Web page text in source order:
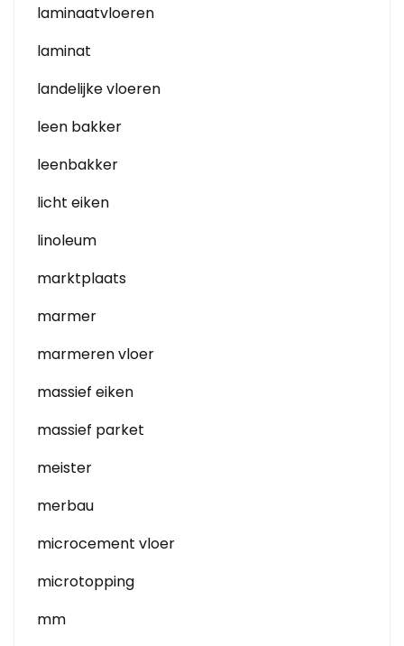
laminaatvloeren
laminat
landelijke vloeren
leen bakker
leenbakker
licht eiken
linoleum
marktplaats
marmer
marmeren vloer
massief eiken
massief parket
meister
merbau
microcement vloer
microtopping
mm